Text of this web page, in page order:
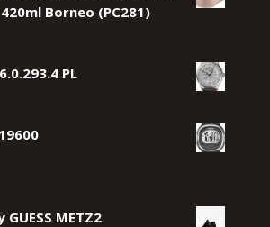
Borneo (PC281)
PL
METZ2